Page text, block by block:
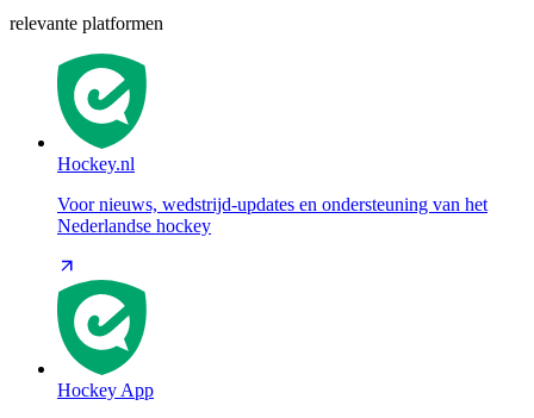
relevante platformen
Hockey.nl
Voor nieuws, wedstrijd-updates en ondersteuning van het
Nederlandse hockey
Hockey App